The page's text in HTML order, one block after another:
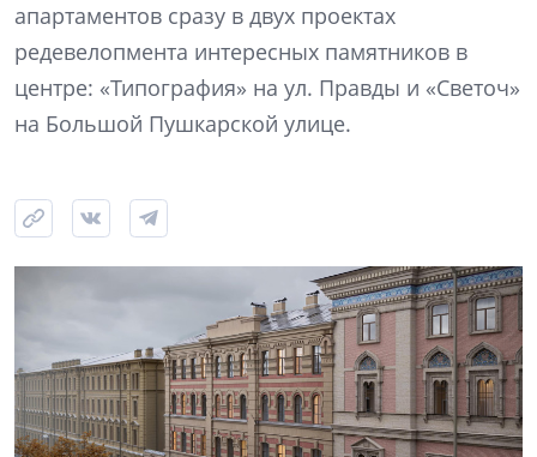
апартаментов сразу в двух проектах
редевелопмента интересных памятников в
центре: «Типография» на ул. Правды и «Светоч»
на Большой Пушкарской улице.